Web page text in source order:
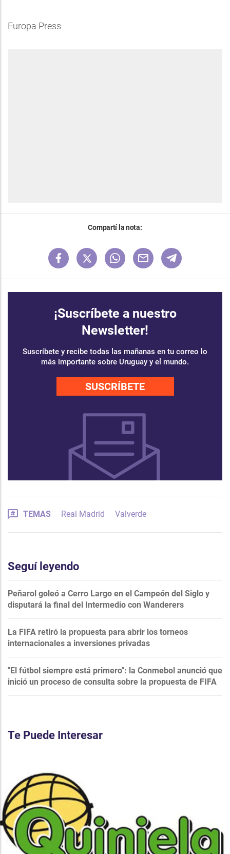
Europa Press
Compartí la nota:
¡Suscríbete a nuestro
Newsletter!
Suscríbete y recibe todas las mañanas en tu correo lo
más importante sobre Uruguay y el mundo.
SUSCRÍBETE
TEMAS Real Madrid Valverde
Seguí leyendo
Peñarol goleó a Cerro Largo en el Campeón del Siglo y
disputará la final del Intermedio con Wanderers
La FIFA retiró la propuesta para abrir los torneos
internacionales a inversiones privadas
"El fútbol siempre está primero": la Conmebol anunció que
inició un proceso de consulta sobre la propuesta de FIFA
Te Puede Interesar